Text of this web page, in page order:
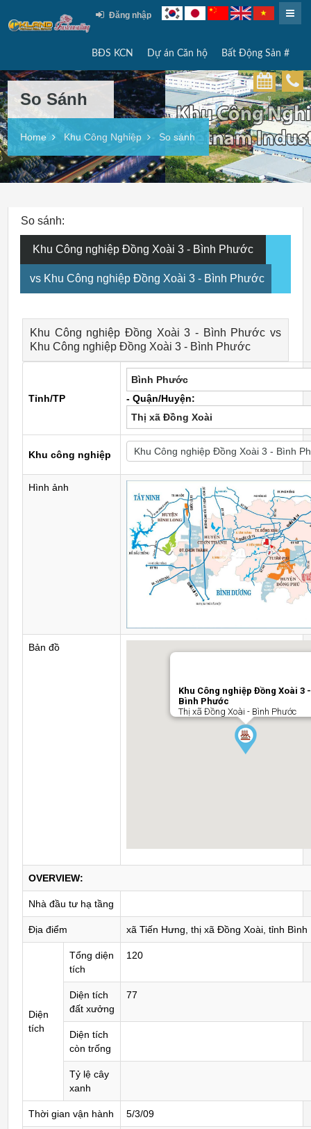
Đăng nhập
BĐS KCN Dự án Căn hộ Bất Động Sản #
So Sánh
Home Khu Công Nghiệp So sánh
So sánh:
Khu Công nghiệp Đồng Xoài 3 - Bình Phước
vs Khu Công nghiệp Đồng Xoài 3 - Bình Phước
Khu Công nghiệp Đồng Xoài 3 - Bình Phước vs
Khu Công nghiệp Đồng Xoài 3 - Bình Phước
Tỉnh/TP
Bình Phước
- Quận/Huyện:
Thị xã Đồng Xoài
Khu công nghiệp
Hình ảnh
Bản đồ
Khu Công nghiệp Đồng Xoài 3 -
Bình Phước
Thị xã Đồng Xoài - Bình Phước
OVERVIEW:
Nhà đầu tư hạ tầng
Địa điểm xã Tiến Hưng, thị xã Đồng Xoài, tỉnh Bình
Diện
tích
Tổng diện
tích
120
Diện tích
đất xưởng
77
Diện tích
còn trống
Tỷ lệ cây
xanh
Thời gian vận hành 5/3/09